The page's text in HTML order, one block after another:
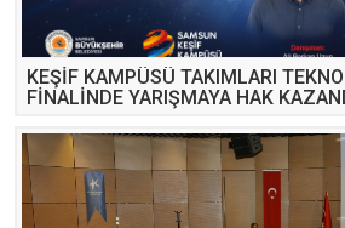
KEŞİF KAMPÜSÜ TAKIMLARI
FİNALİNDE YARIŞMAYA HAK